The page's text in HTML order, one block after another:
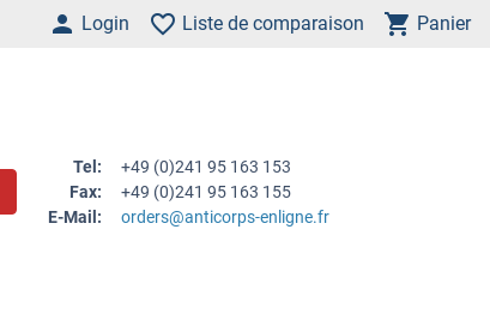
Login Liste de comparaison Panier
Tel:
+49 (0)241 95 163 153
Fax:
+49 (0)241 95 163 155
E-Mail:
orders@anticorps-enligne.fr